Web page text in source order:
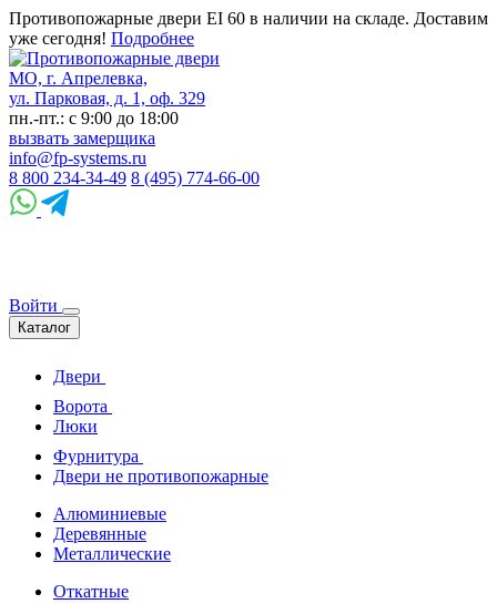
Противопожарные двери EI 60 в наличии на складе. Доставим
уже сегодня! Подробнее
МО, г. Апрелевка,
ул. Парковая, д. 1, оф. 329
пн.-пт.: с 9:00 до 18:00
вызвать замерщика
info@fp-systems.ru
8 800 234-34-49 8 (495) 774-66-00
Войти
Каталог
Двери
Ворота
Люки
Фурнитура
Двери не противопожарные
Алюминиевые
Деревянные
Металлические
Откатные